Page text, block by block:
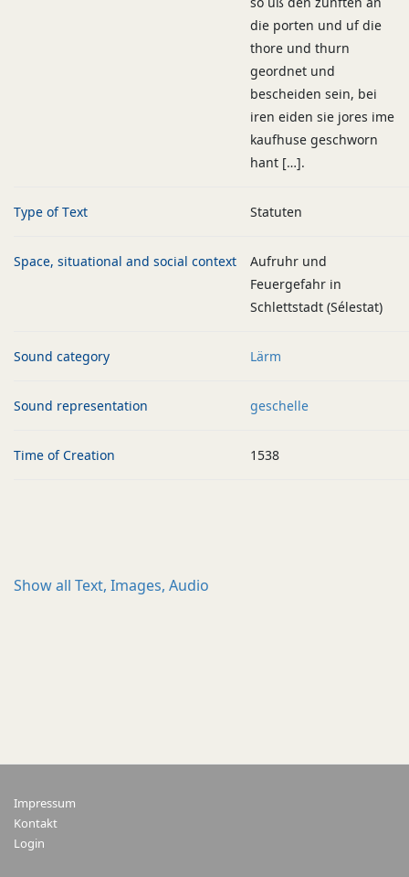
die porten und uf die
thore und thurn
geordnet und
bescheiden sein, bei
iren eiden sie jores ime
kaufhuse geschworn
hant […].
Type of Text Statuten
Space, situational and social context
Aufruhr und
Feuergefahr in
Schlettstadt (Sélestat)
Sound category Lärm
Sound representation geschelle
Time of Creation 1538
Show all Text, Images, Audio
Impressum
Kontakt
Login